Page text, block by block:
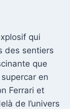
qui
des sentiers
que
en
Ferrari et
de l’univers